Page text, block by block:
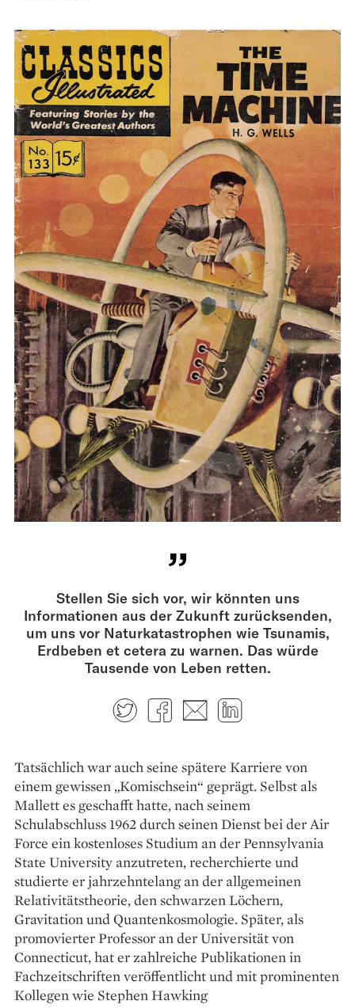
Stellen Sie sich vor, wir könnten uns
Informationen aus der Zukunft zurücksenden,
um uns vor Naturkatastrophen wie Tsunamis,
Erdbeben et cetera zu warnen. Das würde
Tausende von Leben retten.
TwitterFacebook
E-mail
Tatsächlich war auch seine spätere Karriere von
einem gewissen „Komischsein“ geprägt. Selbst als
Mallett es geschafft hatte, nach seinem
Schulabschluss 1962 durch seinen Dienst bei der Air
Force ein kostenloses ­Studium an der ­Pennsylvania
State University anzutreten, recherchierte und
studierte er jahrzehntelang an der allgemeinen
Relativitätstheorie, den schwarzen Löchern,
Gravitation und Quantenkosmologie. Später, als
promovierter Professor an der Universität von
Connecticut, hat er zahlreiche Publikationen in
Fachzeitschriften veröffentlicht und mit prominenten
Kollegen wie Stephen Hawking